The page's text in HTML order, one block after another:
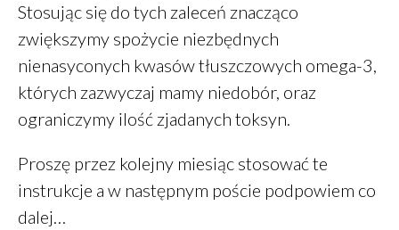
Stosując się do tych zaleceń znacząco
zwiększymy spożycie niezbędnych
nienasyconych kwasów tłuszczowych omega-3,
których zazwyczaj mamy niedobór, oraz
ograniczymy ilość zjadanych toksyn.
Proszę przez kolejny miesiąc stosować te
instrukcje a w następnym poście podpowiem co
dalej…